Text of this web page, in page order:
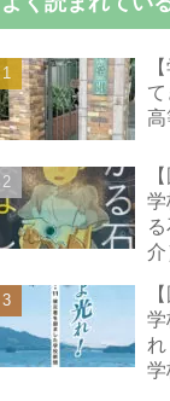
高
学
介
学
学